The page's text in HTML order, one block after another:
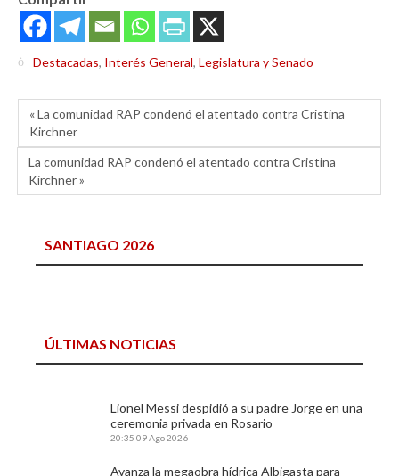
Destacadas, Interés General, Legislatura y Senado
« La comunidad RAP condenó el atentado contra Cristina
Kirchner
La comunidad RAP condenó el atentado contra Cristina
Kirchner »
SANTIAGO 2026
ÚLTIMAS NOTICIAS
Lionel Messi despidió a su padre Jorge en una
ceremonia privada en Rosario
20:35 09 Ago 2026
Avanza la megaobra hídrica Albigasta para